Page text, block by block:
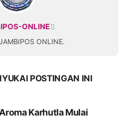
ONLINE
ONLINE.
POSTINGAN INI
Karhutla Mulai